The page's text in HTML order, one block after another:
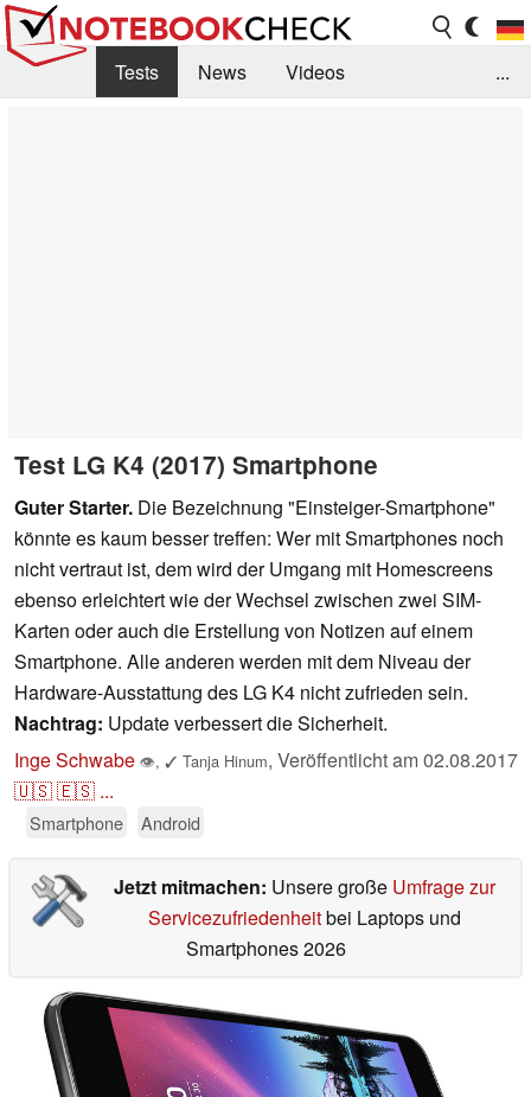
Tests News
Videos
...
Test LG K4 (2017) Smartphone
Guter Starter. Die Bezeichnung "Einsteiger-Smartphone"
könnte es kaum besser treffen: Wer mit Smartphones noch
nicht vertraut ist, dem wird der Umgang mit Homescreens
ebenso erleichtert wie der Wechsel zwischen zwei SIM-
Karten oder auch die Erstellung von Notizen auf einem
Smartphone. Alle anderen werden mit dem Niveau der
Hardware-Ausstattung des LG K4 nicht zufrieden sein.
Nachtrag: Update verbessert die Sicherheit.
Inge Schwabe 👁, ✓ Tanja Hinum, Veröffentlicht am02.08.2017
🇺🇸🇪🇸 ...
Smartphone Android
Jetzt mitmachen: Unsere große Umfrage zur
Servicezufriedenheitbei Laptops und
Smartphones 2026